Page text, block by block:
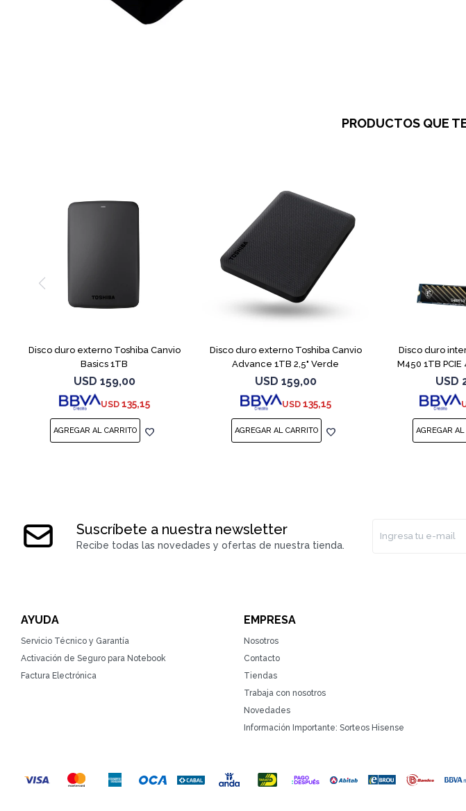
PRODUCTOS QUE
Disco duro externo Toshiba Canvio
Basics 1TB
USD 159,00
USD 135,15
Disco duro externo Toshiba Canvio
Advance 1TB 2,5" Verde
USD 159,00
USD 135,15
Disco duro
M450 1TB PCIE
USD
Suscríbete a nuestra newsletter
Recibe todas las novedades y ofertas de nuestra tienda.
AYUDA
Servicio Técnico y Garantía
Activación de Seguro para Notebook
Factura Electrónica
EMPRESA
Nosotros
Contacto
Tiendas
Trabaja con nosotros
Novedades
Información Importante: Sorteos Hisense